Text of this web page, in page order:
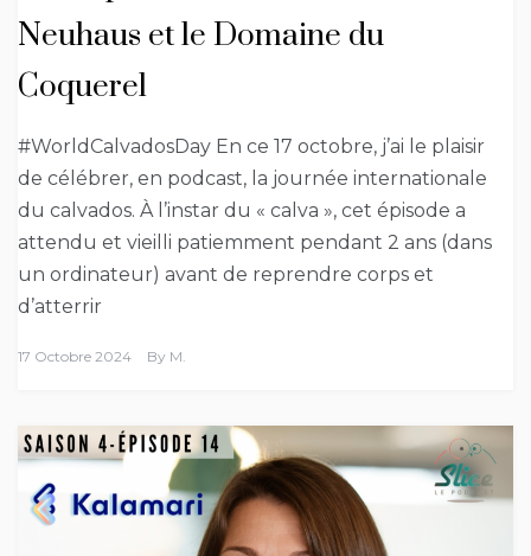
Neuhaus et le Domaine du
Coquerel
#WorldCalvadosDay En ce 17 octobre, j’ai le plaisir
de célébrer, en podcast, la journée internationale
du calvados. À l’instar du « calva », cet épisode a
attendu et vieilli patiemment pendant 2 ans (dans
un ordinateur) avant de reprendre corps et
d’atterrir
17 Octobre 2024 By M.